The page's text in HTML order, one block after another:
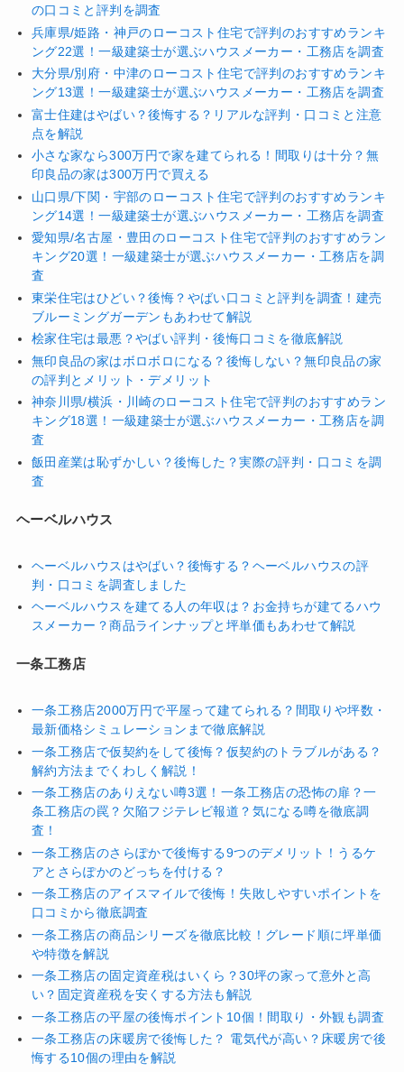
の口コミと評判を調査
兵庫県/姫路・神戸のローコスト住宅で評判のおすすめランキ
ング22選！一級建築士が選ぶハウスメーカー・工務店を調査
大分県/別府・中津のローコスト住宅で評判のおすすめランキ
ング13選！一級建築士が選ぶハウスメーカー・工務店を調査
富士住建はやばい？後悔する？リアルな評判・口コミと注意
点を解説
小さな家なら300万円で家を建てられる！間取りは十分？無
印良品の家は300万円で買える
山口県/下関・宇部のローコスト住宅で評判のおすすめランキ
ング14選！一級建築士が選ぶハウスメーカー・工務店を調査
愛知県/名古屋・豊田のローコスト住宅で評判のおすすめラン
キング20選！一級建築士が選ぶハウスメーカー・工務店を調
査
東栄住宅はひどい？後悔？やばい口コミと評判を調査！建売
ブルーミングガーデンもあわせて解説
桧家住宅は最悪？やばい評判・後悔口コミを徹底解説
無印良品の家はボロボロになる？後悔しない？無印良品の家
の評判とメリット・デメリット
神奈川県/横浜・川崎のローコスト住宅で評判のおすすめラン
キング18選！一級建築士が選ぶハウスメーカー・工務店を調
査
飯田産業は恥ずかしい？後悔した？実際の評判・口コミを調
査
ヘーベルハウス
ヘーベルハウスはやばい？後悔する？ヘーベルハウスの評
判・口コミを調査しました
ヘーベルハウスを建てる人の年収は？お金持ちが建てるハウ
スメーカー？商品ラインナップと坪単価もあわせて解説
一条工務店
一条工務店2000万円で平屋って建てられる？間取りや坪数・
最新価格シミュレーションまで徹底解説
一条工務店で仮契約をして後悔？仮契約のトラブルがある？
解約方法までくわしく解説！
一条工務店のありえない噂3選！一条工務店の恐怖の扉？一
条工務店の罠？欠陥フジテレビ報道？気になる噂を徹底調
査！
一条工務店のさらぽかで後悔する9つのデメリット！うるケ
アとさらぽかのどっちを付ける？
一条工務店のアイスマイルで後悔！失敗しやすいポイントを
口コミから徹底調査
一条工務店の商品シリーズを徹底比較！グレード順に坪単価
や特徴を解説
一条工務店の固定資産税はいくら？30坪の家って意外と高
い？固定資産税を安くする方法も解説
一条工務店の平屋の後悔ポイント10個！間取り・外観も調査
一条工務店の床暖房で後悔した？ 電気代が高い？床暖房で後
悔する10個の理由を解説